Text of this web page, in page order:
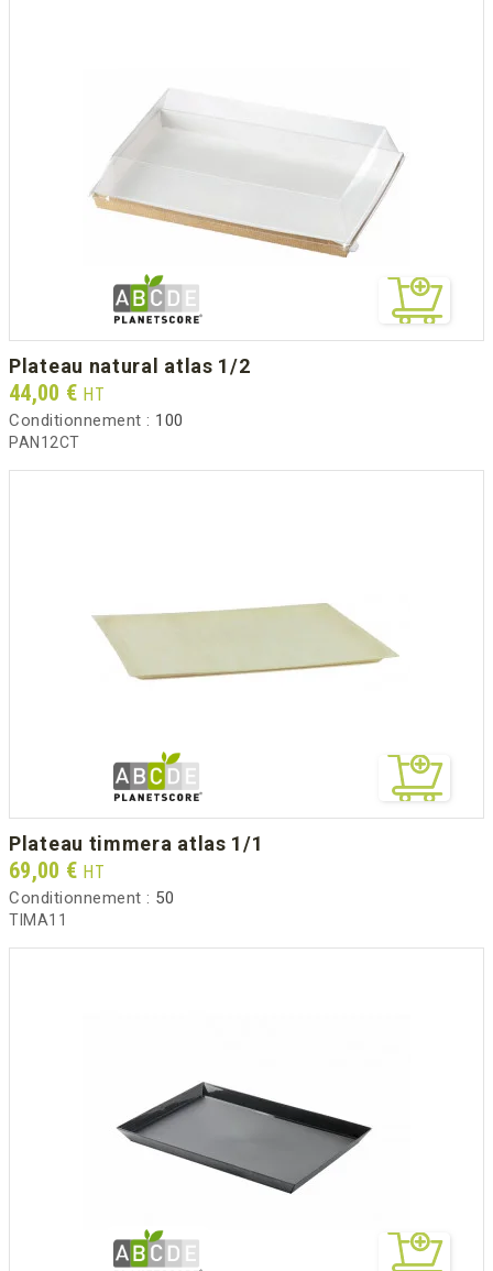
plateau natural atlas 1/2
Prix
44,00 € HT
Conditionnement : 100
PAN12CT
plateau timmera atlas 1/1
Prix
69,00 € HT
Conditionnement : 50
TIMA11